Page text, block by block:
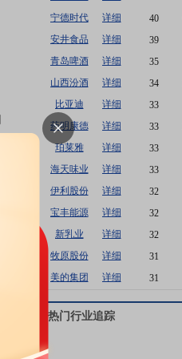
宁德时代
详细 40
安井食品
详细 39
青岛啤酒
详细 35
山西汾酒
详细 34
比亚迪
详细 33
药明康德
详细 33
珀莱雅
详细 33
海天味业
详细 33
伊利股份
详细 32
宝丰能源
详细 32
新乳业
详细 32
牧原股份
详细 31
美的集团
详细 31
热门行业追踪